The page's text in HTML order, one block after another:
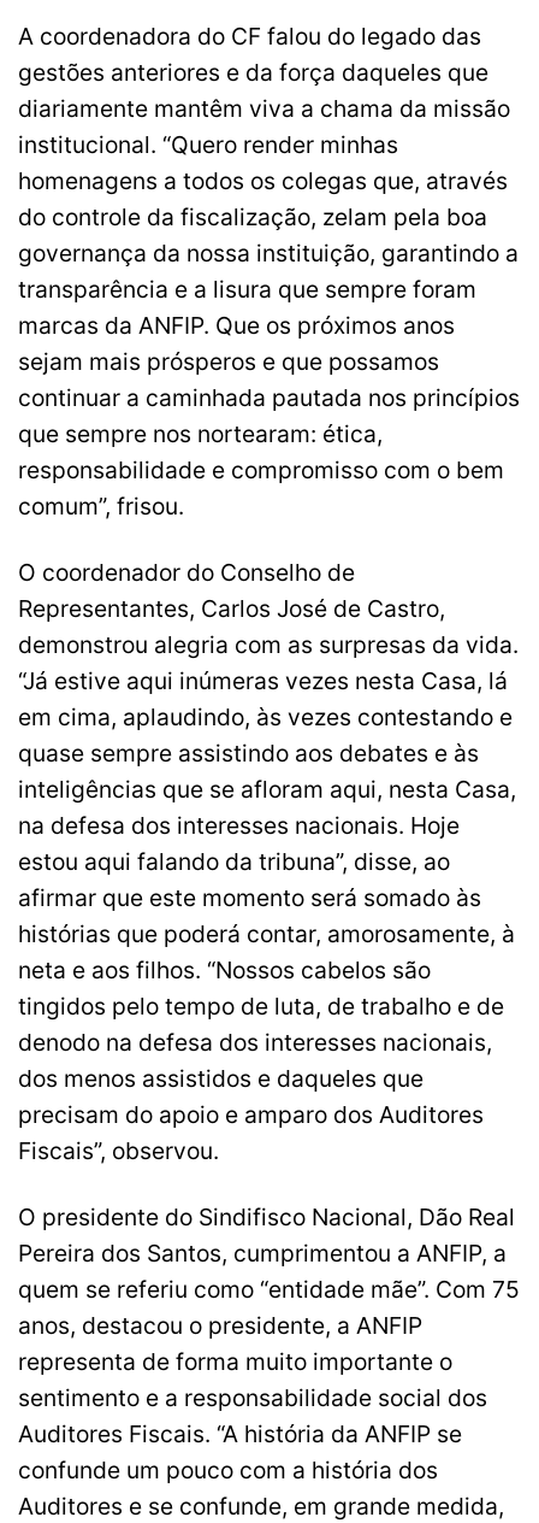
A coordenadora do CF falou do legado das
gestões anteriores e da força daqueles que
diariamente mantêm viva a chama da missão
institucional. “Quero render minhas
homenagens a todos os colegas que, através
do controle da fiscalização, zelam pela boa
governança da nossa instituição, garantindo a
transparência e a lisura que sempre foram
marcas da ANFIP. Que os próximos anos
sejam mais prósperos e que possamos
continuar a caminhada pautada nos princípios
que sempre nos nortearam: ética,
responsabilidade e compromisso com o bem
comum”, frisou.
O coordenador do Conselho de
Representantes, Carlos José de Castro,
demonstrou alegria com as surpresas da vida.
“Já estive aqui inúmeras vezes nesta Casa, lá
em cima, aplaudindo, às vezes contestando e
quase sempre assistindo aos debates e às
inteligências que se afloram aqui, nesta Casa,
na defesa dos interesses nacionais. Hoje
estou aqui falando da tribuna”, disse, ao
afirmar que este momento será somado às
histórias que poderá contar, amorosamente, à
neta e aos filhos. “Nossos cabelos são
tingidos pelo tempo de luta, de trabalho e de
denodo na defesa dos interesses nacionais,
dos menos assistidos e daqueles que
precisam do apoio e amparo dos Auditores
Fiscais”, observou.
O presidente do Sindifisco Nacional, Dão Real
Pereira dos Santos, cumprimentou a ANFIP, a
quem se referiu como “entidade mãe”. Com 75
anos, destacou o presidente, a ANFIP
representa de forma muito importante o
sentimento e a responsabilidade social dos
Auditores Fiscais. “A história da ANFIP se
confunde um pouco com a história dos
Auditores e se confunde, em grande medida,